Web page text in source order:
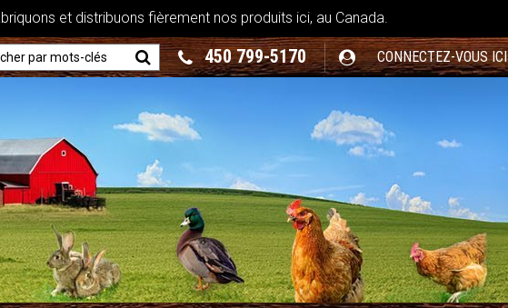
et distribuons fièrement nos produits ici, au Canada.
450 799-5170 CONNECTEZ-VOUS ICI